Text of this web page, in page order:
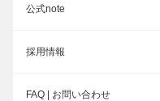
公式note
採用情報
FAQ | お問い合わせ